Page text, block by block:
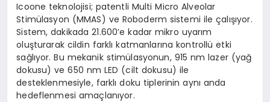
Icoone teknolojisi; patentli Multi Micro Alveolar
Stimülasyon (MMAS) ve Roboderm sistemi ile çalışıyor.
Sistem, dakikada 21.600’e kadar mikro uyarım
oluşturarak cildin farklı katmanlarına kontrollü etki
sağlıyor. Bu mekanik stimülasyonun, 915 nm lazer (yağ
dokusu) ve 650 nm LED (cilt dokusu) ile
desteklenmesiyle, farklı doku tiplerinin aynı anda
hedeflenmesi amaçlanıyor.